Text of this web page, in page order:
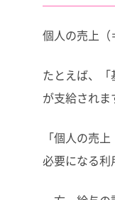
個人の売上（
たとえば、
が支給されま
「個人の売
必要になる利